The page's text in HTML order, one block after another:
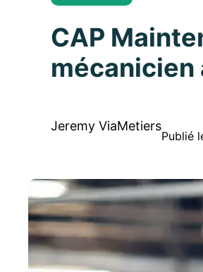
CAP
Jeremy ViaMetiers
Publié